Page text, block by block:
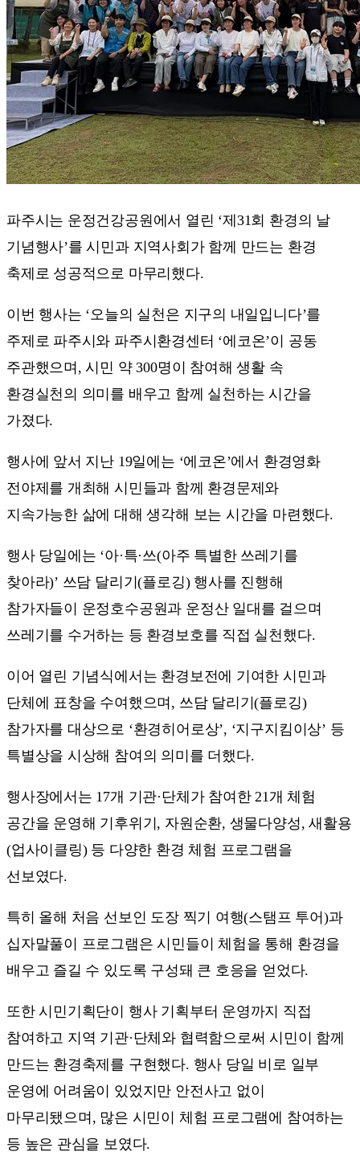
파주시는 운정건강공원에서 열린 ‘제31회 환경의 날
기념행사’를 시민과 지역사회가 함께 만드는 환경
축제로 성공적으로 마무리했다.
이번 행사는 ‘오늘의 실천은 지구의 내일입니다’를
주제로 파주시와 파주시환경센터 ‘에코온’이 공동
주관했으며, 시민 약 300명이 참여해 생활 속
환경실천의 의미를 배우고 함께 실천하는 시간을
가졌다.
행사에 앞서 지난 19일에는 ‘에코온’에서 환경영화
전야제를 개최해 시민들과 함께 환경문제와
지속가능한 삶에 대해 생각해 보는 시간을 마련했다.
행사 당일에는 ‘아·특·쓰(아주 특별한 쓰레기를
찾아라)’ 쓰담 달리기(플로깅) 행사를 진행해
참가자들이 운정호수공원과 운정산 일대를 걸으며
쓰레기를 수거하는 등 환경보호를 직접 실천했다.
이어 열린 기념식에서는 환경보전에 기여한 시민과
단체에 표창을 수여했으며, 쓰담 달리기(플로깅)
참가자를 대상으로 ‘환경히어로상’, ‘지구지킴이상’ 등
특별상을 시상해 참여의 의미를 더했다.
행사장에서는 17개 기관·단체가 참여한 21개 체험
공간을 운영해 기후위기, 자원순환, 생물다양성, 새활용
(업사이클링) 등 다양한 환경 체험 프로그램을
선보였다.
특히 올해 처음 선보인 도장 찍기 여행(스탬프 투어)과
십자말풀이 프로그램은 시민들이 체험을 통해 환경을
배우고 즐길 수 있도록 구성돼 큰 호응을 얻었다.
또한 시민기획단이 행사 기획부터 운영까지 직접
참여하고 지역 기관·단체와 협력함으로써 시민이 함께
만드는 환경축제를 구현했다. 행사 당일 비로 일부
운영에 어려움이 있었지만 안전사고 없이
마무리됐으며, 많은 시민이 체험 프로그램에 참여하는
등 높은 관심을 보였다.